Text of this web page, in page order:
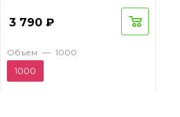
3 790 ₽
Объем — 1000
1000